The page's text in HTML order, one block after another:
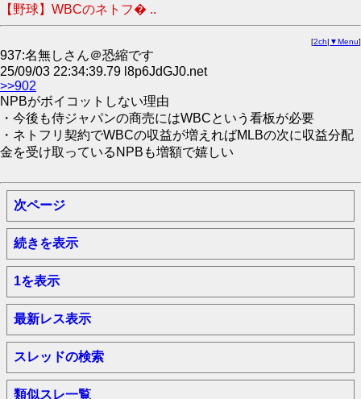
【野球】WBCのネトフ� ..
[2ch| ▼Menu]
937:名無しさん＠恐縮です
25/09/03 22:34:39.79 l8p6JdGJ0.net
>>902
NPBがボイコットしない理由
・今後も侍ジャパンの商売にはWBCという看板が必要
・ネトフリ契約でWBCの収益が増えればMLBの次に収益分配
金を受け取っているNPBも増額で嬉しい
次ページ
続きを表示
1を表示
最新レス表示
スレッドの検索
類似スレ一覧